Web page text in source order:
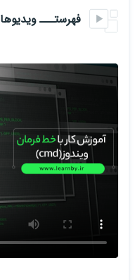
فهرستـــ ویدیوها